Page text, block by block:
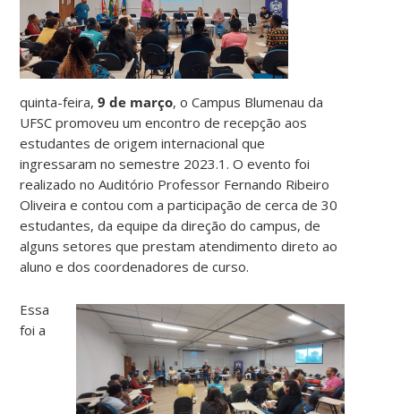
quinta-feira,9 de março, o Campus Blumenau da
UFSC promoveu um encontro de recepção aos
estudantes de origem internacional que
ingressaram no semestre 2023.1. O evento foi
realizado no Auditório Professor Fernando Ribeiro
Oliveira e contou com a participação de cerca de 30
estudantes, da equipe da direção do campus, de
alguns setores que prestam atendimento direto ao
aluno e dos coordenadores de curso.
Essa
foi a